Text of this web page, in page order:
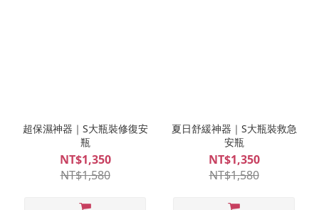
超保濕神器｜S大瓶裝修復安
瓶
NT$1,350
NT$1,580
夏日舒緩神器｜S大瓶裝救急
安瓶
NT$1,350
NT$1,580